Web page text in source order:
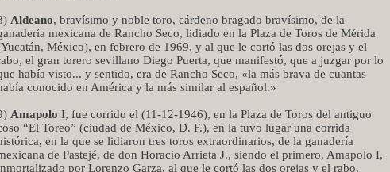
Aldeano, bravísimo y noble toro, cárdeno bragado bravísimo, de la
mexicana de Rancho Seco, lidiado en la Plaza de Toros de Mérida
México), en febrero de 1969, y al que le cortó las dos orejas y el
el gran torero sevillano Diego Puerta, que manifestó, que a juzgar por lo
había visto... y sentido, era de Rancho Seco, «la más brava de cuantas
conocido en América y la más similar al español.»
Amapolo I, fue corrido el (11-12-1946), en la Plaza de Toros del antiguo
“El Toreo” (ciudad de México, D. F.), en la tuvo lugar una corrida
en la que se lidiaron tres toros extraordinarios, de la ganadería
de Pastejé, de don Horacio Arrieta J., siendo el primero, Amapolo I,
por Lorenzo Garza, al que le cortó las dos orejas y el rabo,